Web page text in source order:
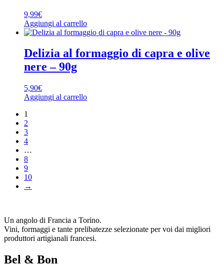
9,99€
Aggiungi al carrello
Delizia al formaggio di capra e olive
nere – 90g
5,90€
Aggiungi al carrello
1
2
3
4
…
8
9
10
→
Un angolo di Francia a Torino.
Vini, formaggi e tante prelibatezze selezionate per voi dai migliori
produttori artigianali francesi.
Bel & Bon